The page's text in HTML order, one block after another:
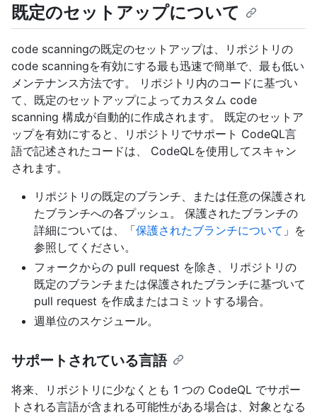
既定のセットアップについて
code scanningの既定のセットアップは、リポジトリの
code scanningを有効にする最も迅速で簡単で、最も低い
メンテナンス方法です。 リポジトリ内のコードに基づい
て、既定のセットアップによってカスタム code
scanning 構成が自動的に作成されます。 既定のセットア
ップを有効にすると、リポジトリでサポート CodeQL言
語で記述されたコードは、 CodeQLを使用してスキャン
されます。
リポジトリの既定のブランチ、または任意の保護され
たブランチへの各プッシュ。 保護されたブランチの
詳細については、「保護されたブランチについて 」を
参照してください。
フォークからの pull request を除き、リポジトリの
既定のブランチまたは保護されたブランチに基づいて
pull request を作成またはコミットする場合。
週単位のスケジュール。
サポートされている言語
将来、リポジトリに少なくとも 1 つの CodeQL でサポー
トされる言語が含まれる可能性がある場合は、対象となる